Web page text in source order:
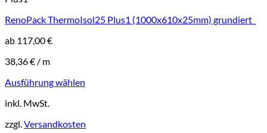
RenoPack ThermoIsol25 Plus1 (1000x610x25mm) grundiert_
ab 117,00€
38,36€ / m
Ausführung wählen
Produkt
mehrere
inkl. MwSt.
zzgl.Versandkosten